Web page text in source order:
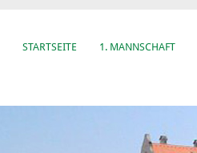
STARTSEITE 1. MANNSCHAFT